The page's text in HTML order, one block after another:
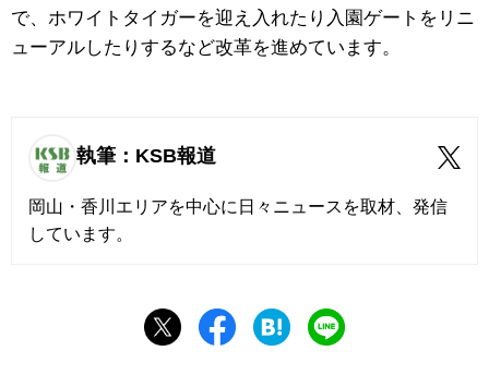
で、ホワイトタイガーを迎え入れたり入園ゲートをリニ
ューアルしたりするなど改革を進めています。
執筆：KSB報道
岡山・香川エリアを中心に日々ニュースを取材、発信
しています。